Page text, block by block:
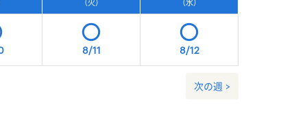
（火） （水）
8/11 8/12
次の週 >